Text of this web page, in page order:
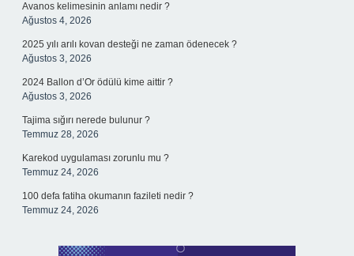
Avanos kelimesinin anlamı nedir ?
Ağustos 4, 2026
2025 yılı arılı kovan desteği ne zaman ödenecek ?
Ağustos 3, 2026
2024 Ballon d’Or ödülü kime aittir ?
Ağustos 3, 2026
Tajima sığırı nerede bulunur ?
Temmuz 28, 2026
Karekod uygulaması zorunlu mu ?
Temmuz 24, 2026
100 defa fatiha okumanın fazileti nedir ?
Temmuz 24, 2026